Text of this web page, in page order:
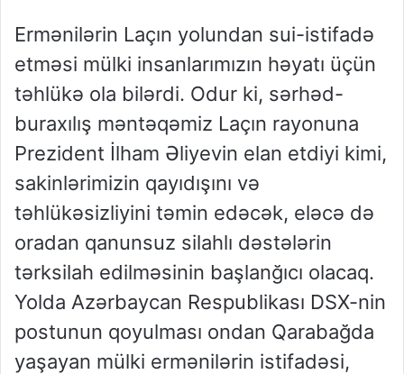
Ermənilərin Laçın yolundan sui-istifadə
etməsi mülki insanlarımızın həyatı üçün
təhlükə ola bilərdi. Odur ki, sərhəd-
buraxılış məntəqəmiz Laçın rayonuna
Prezident İlham Əliyevin elan etdiyi kimi,
sakinlərimizin qayıdışını və
təhlükəsizliyini təmin edəcək, eləcə də
oradan qanunsuz silahlı dəstələrin
tərksilah edilməsinin başlanğıcı olacaq.
Yolda Azərbaycan Respublikası DSX-nin
postunun qoyulması ondan Qarabağda
yaşayan mülki ermənilərin istifadəsi,